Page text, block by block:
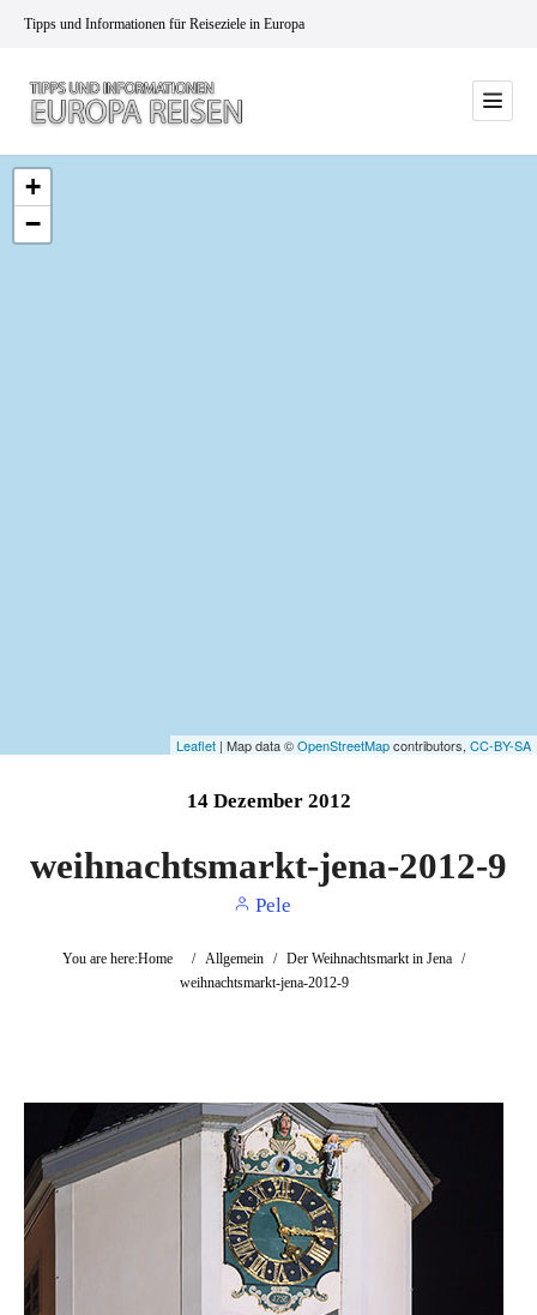
Tipps und Informationen für Reiseziele in Europa
+
−
Leaflet | Map data ©OpenStreetMapcontributors, CC-BY-SA
14 Dezember 2012
weihnachtsmarkt-jena-2012-9
Pele
You are here:Home / Allgemein / Der Weihnachtsmarkt in Jena /
weihnachtsmarkt-jena-2012-9